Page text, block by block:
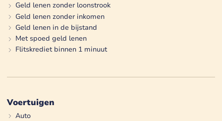
Geld lenen zonder loonstrook
Geld lenen zonder inkomen
Geld lenen in de bijstand
Met spoed geld lenen
Flitskrediet binnen 1 minuut
Voertuigen
Auto